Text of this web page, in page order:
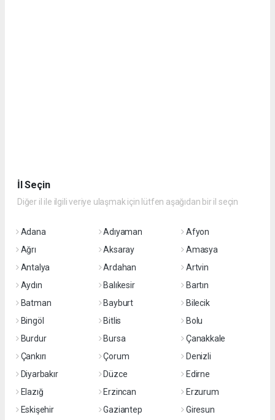
İl Seçin
Diğer il ile ilgili veriye ulaşmak için lütfen aşağıdan bir il seçin
Adana Adıyaman
Afyon
Ağrı
Aksaray
Amasya
Antalya
Ardahan
Artvin
Aydın
Balıkesir
Bartın
Batman
Bayburt
Bilecik
Bingöl
Bitlis
Bolu
Burdur
Bursa
Çanakkale
Çankırı
Çorum
Denizli
Diyarbakır
Düzce
Edirne
Elazığ
Erzincan
Erzurum
Eskişehir
Gaziantep
Giresun